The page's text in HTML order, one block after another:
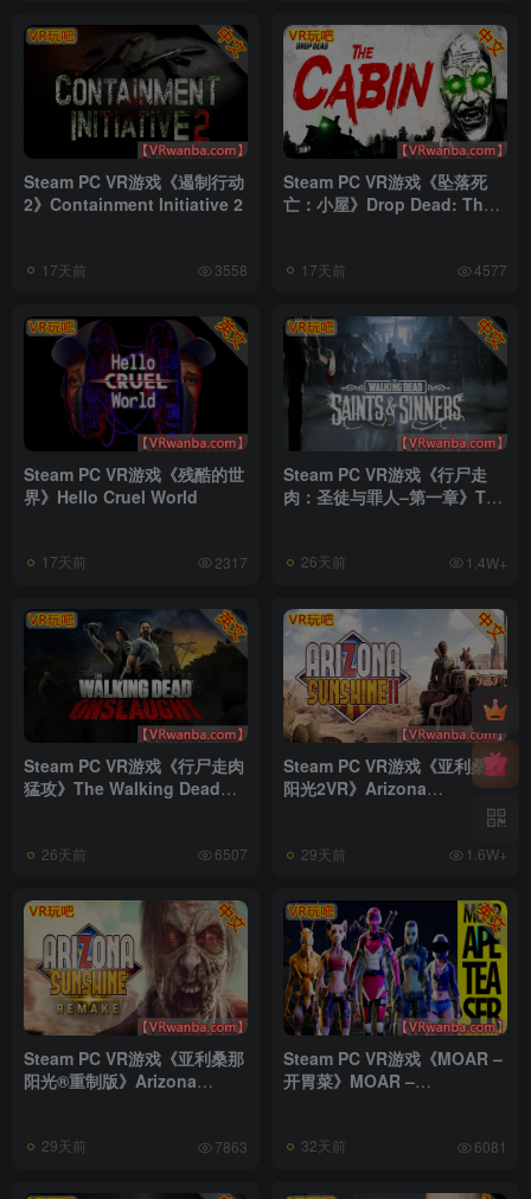
Steam PC VR游戏《遏制行动
2》Containment Initiative 2
17天前 3558
Steam PC VR游戏《坠落死
亡：小屋》Drop Dead: The
17天前 4577
Steam PC VR游戏《残酷的世
界》Hello Cruel World
17天前 2317
Steam PC VR游戏《行尸走
肉：圣徒与罪人–第一章》The
26天前 1.4W+
Steam PC VR游戏《行尸走肉
猛攻》The Walking Dead
26天前 6507
Steam PC VR游戏《亚利桑那
阳光2VR》Arizona
29天前 1.6W+
Steam PC VR游戏《亚利桑那
阳光®重制版》Arizona
29天前 7863
Steam PC VR游戏《MOAR –
开胃菜》MOAR –
32天前 6081